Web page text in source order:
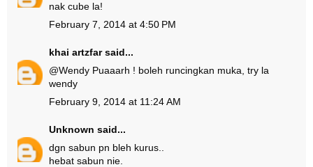
nak cube la!
February 7, 2014 at 4:50 PM
khai artzfarsaid...
@Wendy Puaaarh ! boleh runcingkan muka, try la
wendy
February 9, 2014 at 11:24 AM
Unknown said...
dgn sabun pn bleh kurus..
hebat sabun nie.